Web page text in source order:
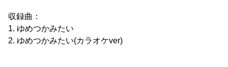
収録曲：
1. ゆめつかみたい
2. ゆめつかみたい(カラオケver)